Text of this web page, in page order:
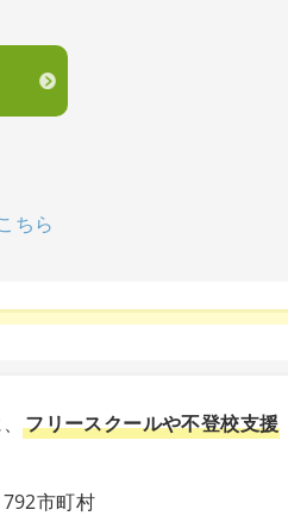
ちら
フリースクールや不登校支援
市町村